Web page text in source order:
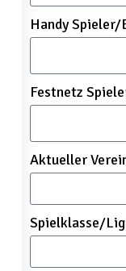
Handy
Festnetz
Aktueller
Spielklasse/